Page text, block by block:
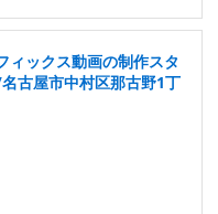
ィックス動画の制作スタ
古屋市中村区那古野1丁